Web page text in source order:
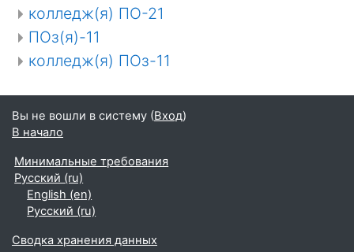
колледж(я) ПО-21
ПОз(я)-11
колледж(я) ПОз-11
Вы не вошли в систему (Вход)
В начало
Минимальные требования
Русский ‎(ru)‎
English ‎(en)‎
Русский ‎(ru)‎
Сводка хранения данных